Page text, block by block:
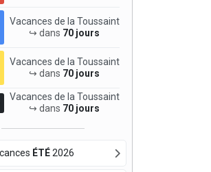
Vacances de la Toussaint
↪ dans 70 jours
Vacances de la Toussaint
↪ dans 70 jours
Vacances de la Toussaint
↪ dans 70 jours
ÉTÉ2026